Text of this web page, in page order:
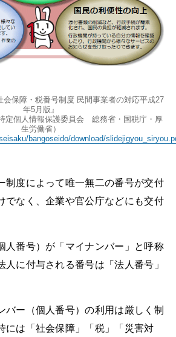
会保障・税番号制度 民間事業者の対応平成27
年5月版』
定個人情報保護委員会 総務省・国税庁・厚
生労働省）
bangoseido/download/
制度によって唯一無二の番号が交付
でなく、企業や官公庁などにも交付
人番号）が「マイナンバー」と呼称
人に付与される番号は「法人番号」
バー（個人番号）の利用は厳しく制
には「社会保障」「税」「災害対